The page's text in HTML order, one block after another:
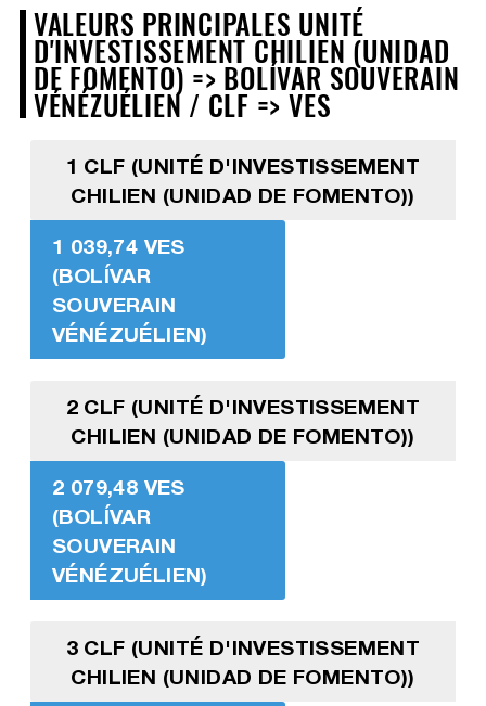
VALEURS PRINCIPALES UNITÉ
D'INVESTISSEMENT CHILIEN (UNIDAD
DE FOMENTO) => BOLÍVAR SOUVERAIN
VÉNÉZUÉLIEN / CLF => VES
1 CLF (UNITÉ D'INVESTISSEMENT
CHILIEN (UNIDAD DE FOMENTO))
1 039,74 VES
(BOLÍVAR
SOUVERAIN
VÉNÉZUÉLIEN)
2 CLF (UNITÉ D'INVESTISSEMENT
CHILIEN (UNIDAD DE FOMENTO))
2 079,48 VES
(BOLÍVAR
SOUVERAIN
VÉNÉZUÉLIEN)
3 CLF (UNITÉ D'INVESTISSEMENT
CHILIEN (UNIDAD DE FOMENTO))